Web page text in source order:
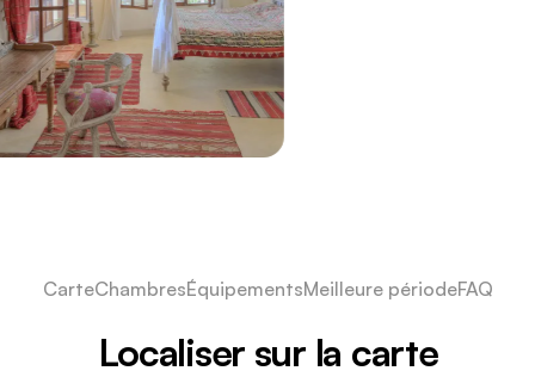
CarteChambresÉquipementsMeilleure périodeFAQ
Localiser sur la carte